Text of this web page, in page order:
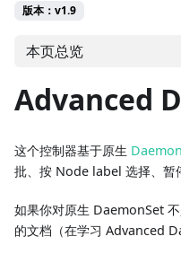
版本：v1.9
本页总览
Advanced
这个控制器基于原生
批、按 Node label 选择、暂
如果你对原生 DaemonSet
的文档（在学习 Advanced